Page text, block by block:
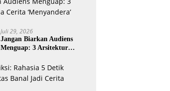
Juli 29, 2026
Jangan Biarkan Audiens
Menguap: 3 Arsitektur
Perhatian